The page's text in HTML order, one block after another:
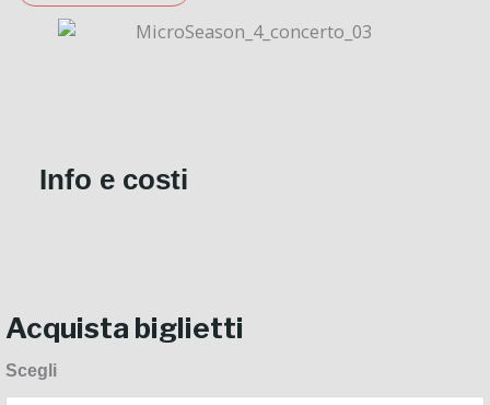
Info e costi
Acquista biglietti
Scegli
Lisa